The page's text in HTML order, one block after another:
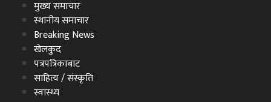
मुख्य समाचार
स्थानीय समाचार
Breaking News
खेलकुद
पत्रपत्रिकाबाट
साहित्य / संस्कृति
स्वास्थ्य